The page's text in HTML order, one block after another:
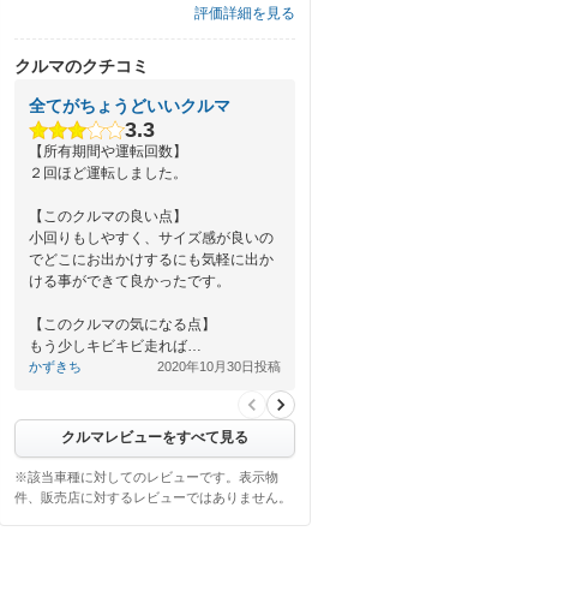
評価詳細を見る
クルマのクチコミ
全てがちょうどいいクルマ
3.3
【所有期間や運転回数】
２回ほど運転しました。
【このクルマの良い点】
小回りもしやすく、サイズ感が良いの
でどこにお出かけするにも気軽に出か
ける事ができて良かったです。
【このクルマの気になる点】
もう少しキビキビ走れば…
かずきち 2020年10月30日投稿
クルマレビューをすべて見る
※該当車種に対してのレビューです。表示物
件、販売店に対するレビューではありません。